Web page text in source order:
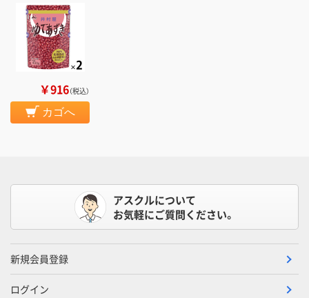
￥916（税込）
カゴへ
アスクルについて
お気軽にご質問ください。
新規会員登録
ログイン